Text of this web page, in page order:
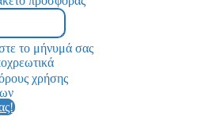
το μήνυμά σας
χρήσης